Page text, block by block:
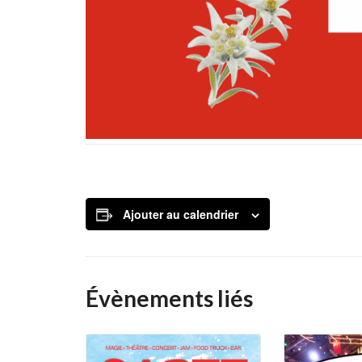
Ajouter au calendrier
Évènements liés